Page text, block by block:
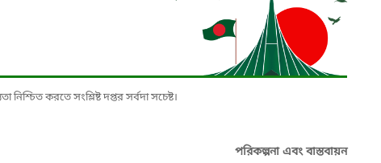
করতে সংশ্লিষ্ট দপ্তর সর্বদা সচেষ্ট।
পরিকল্পনা এবং বাস্তবায়ন